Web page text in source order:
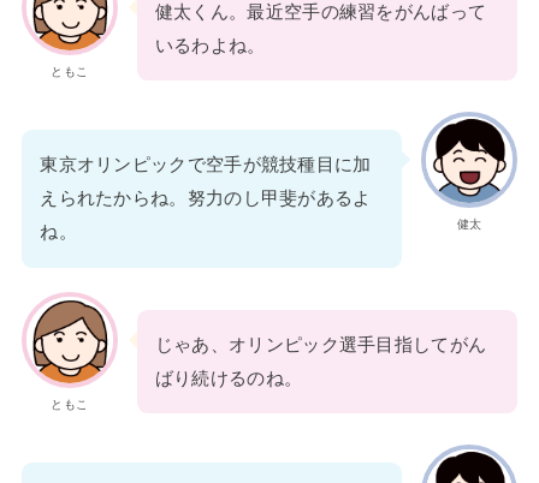
ともこ
健太くん。最近空手の練習をがんばって
いるわよね。
健太
東京オリンピックで空手が競技種目に加
えられたからね。努力のし甲斐があるよ
ね。
ともこ
じゃあ、オリンピック選手目指してがん
ばり続けるのね。